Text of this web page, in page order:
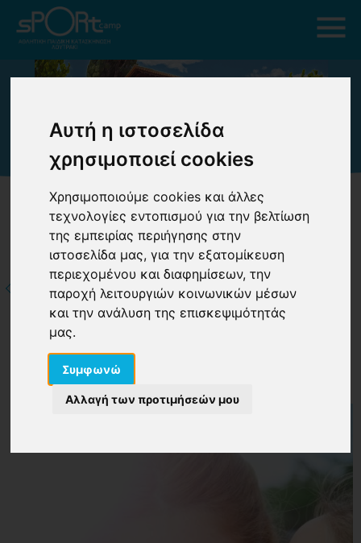
Αυτή η ιστοσελίδα
χρησιμοποιεί cookies
Χρησιμοποιούμε cookies και άλλες
τεχνολογίες εντοπισμού για την βελτίωση
της εμπειρίας περιήγησης στην
ιστοσελίδα μας, για την εξατομίκευση
περιεχομένου και διαφημίσεων, την
παροχή λειτουργιών κοινωνικών μέσων
και την ανάλυση της επισκεψιμότητάς
μας.
Συμφωνώ
Αλλαγή των προτιμήσεών μου
ΠΡΩΤΗ ΦΟΡΑ ΚΑΤΑΣΚΗΝΩΣΗ
ΕΠΙΣΤΡΟΦΗ ΣΤΟ
ΑΡΘΡΟ